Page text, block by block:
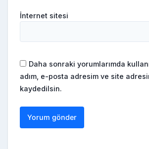
İnternet sitesi
Daha sonraki yorumlarımda
adım, e-posta adresim ve site
kaydedilsin.